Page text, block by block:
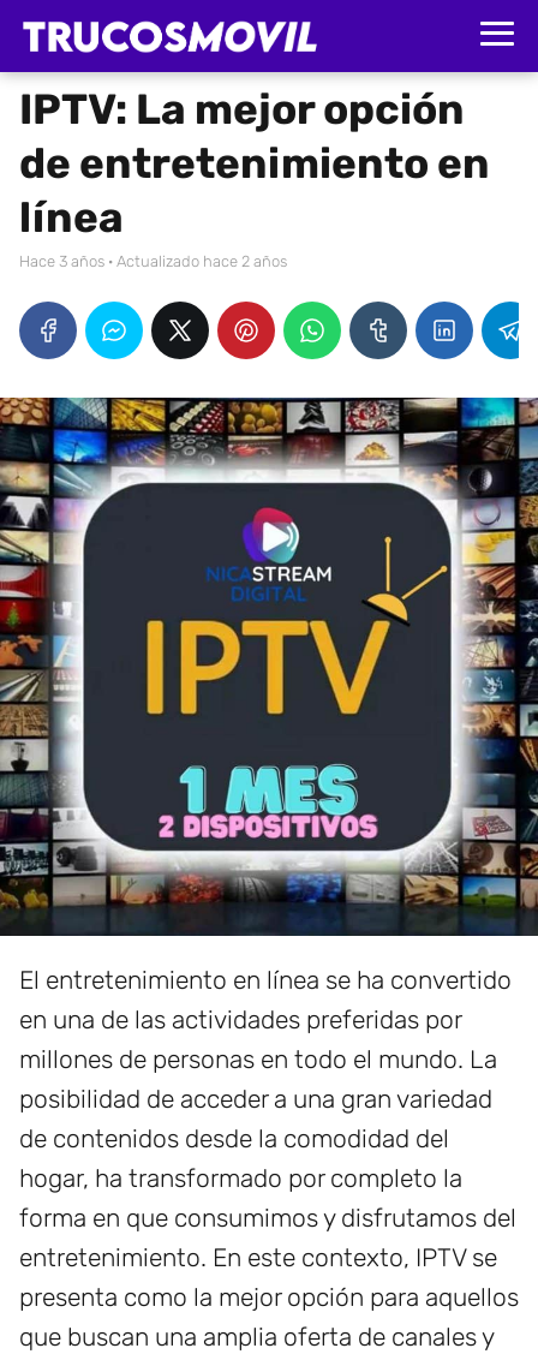
IPTV: La mejor opción
de entretenimiento en
línea
hace 3 años · Actualizado hace 2 años
El entretenimiento en línea se ha convertido
en una de las actividades preferidas por
millones de personas en todo el mundo. La
posibilidad de acceder a una gran variedad
de contenidos desde la comodidad del
hogar, ha transformado por completo la
forma en que consumimos y disfrutamos del
entretenimiento. En este contexto, IPTV se
presenta como la mejor opción para aquellos
que buscan una amplia oferta de canales y